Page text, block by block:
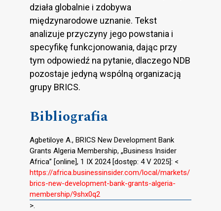
działa globalnie i zdobywa
międzynarodowe uznanie. Tekst
analizuje przyczyny jego powstania i
specyfikę funkcjonowania, dając przy
tym odpowiedź na pytanie, dlaczego NDB
pozostaje jedyną wspólną organizacją
grupy BRICS.
Bibliografia
Agbetiloye A., BRICS New Development Bank
Grants Algeria Membership, „Business Insider
Africa” [online], 1 IX 2024 [dostęp: 4 V 2025]: <
https://africa.businessinsider.com/local/markets/
brics-new-development-bank-grants-algeria-
membership/9shx0q2
>.